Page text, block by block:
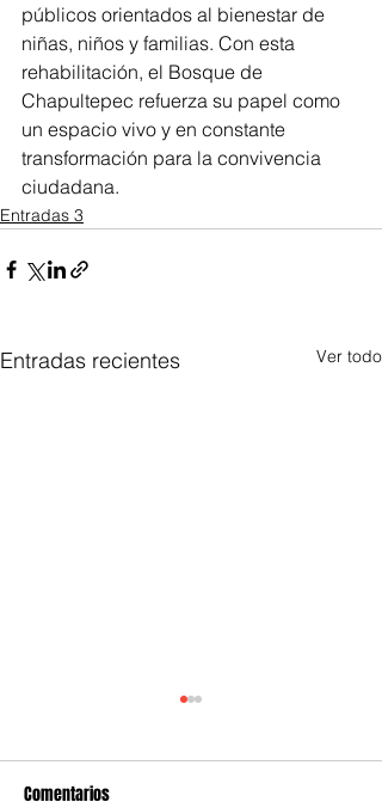
públicos orientados al bienestar de
niñas, niños y familias. Con esta
rehabilitación, el Bosque de
Chapultepec refuerza su papel como
un espacio vivo y en constante
transformación para la convivencia
ciudadana.
Entradas 3
Entradas recientes Ver todo
Comentarios